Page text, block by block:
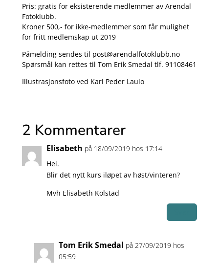
Pris: gratis for eksisterende medlemmer av Arendal
Fotoklubb.
Kroner 500,- for ikke-medlemmer som får mulighet
for fritt medlemskap ut 2019
Påmelding sendes til post@arendalfotoklubb.no
Spørsmål kan rettes til Tom Erik Smedal tlf. 91108461
Illustrasjonsfoto ved Karl Peder Laulo
2 Kommentarer
Elisabeth på 18/09/2019 hos 17:14
Hei.
Blir det nytt kurs iløpet av høst/vinteren?
Mvh Elisabeth Kolstad
Tom Erik Smedal på 27/09/2019 hos
05:59